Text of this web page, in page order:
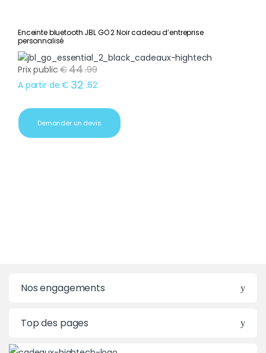
Enceinte bluetooth JBL GO 2 Noir cadeau d’entreprise
personnalisé
Prix public €44.99
A partir de € 32 .62
Demander un devis
Nos engagements
Top des pages